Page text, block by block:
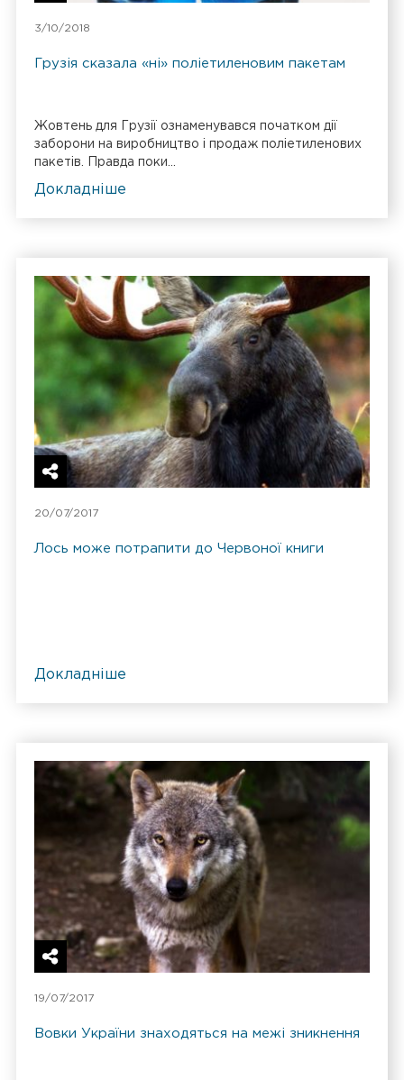
3/10/2018
Грузія сказала «ні» поліетиленовим пакетам
Жовтень для Грузії ознаменувався початком дії
заборони на виробництво і продаж поліетиленових
пакетів. Правда поки...
Докладніше
20/07/2017
Лось може потрапити до Червоної книги
Докладніше
19/07/2017
Вовки України знаходяться на межі зникнення